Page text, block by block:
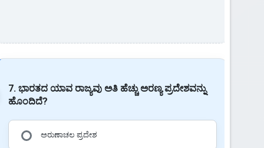
7. ಭಾರತದ ಯಾವ ರಾಜ್ಯವು ಅತಿ ಹೆಚ್ಚು ಅರಣ್ಯ ಪ್ರದೇಶವನ್ನು
ಹೊಂದಿದೆ?
ಅರುಣಾಚಲ ಪ್ರದೇಶ